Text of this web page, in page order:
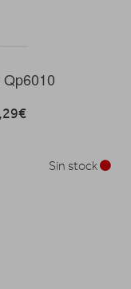
Sin stock